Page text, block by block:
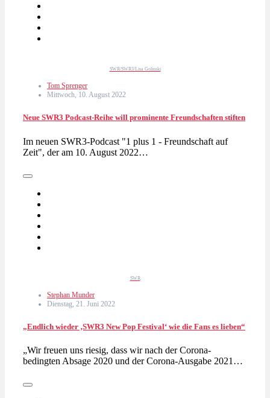
SWR/SWR3/Lisa Golinski
Tom Sprenger
Mittwoch, 10. August 2022
Neue SWR3 Podcast-Reihe will prominente Freundschaften stiften
Im neuen SWR3-Podcast "1 plus 1 - Freundschaft auf
Zeit", der am 10. August 2022…
SWR
Stephan Munder
Dienstag, 21. Juni 2022
„Endlich wieder ‚SWR3 New Pop Festival‘ wie die Fans es lieben“
„Wir freuen uns riesig, dass wir nach der Corona-
bedingten Absage 2020 und der Corona-Ausgabe 2021…